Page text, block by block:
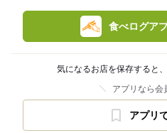
食べログア
気になるお店を保存すると
アプリなら会
アプリ